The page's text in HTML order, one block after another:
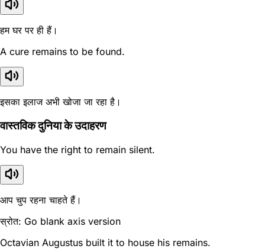
हम घर पर ही हैं।
A cure remains to be found.
इसका इलाज अभी खोजा जा रहा है।
वास्तविक दुनिया के उदाहरण
You have the right to remain silent.
आप चुप रहना चाहते हैं।
स्रोत: Go blank axis version
Octavian Augustus built it to house his remains.